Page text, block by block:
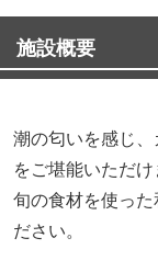
施設概要
潮の匂いを感じ
をご堪能いただけ
旬の食材を使っ
ださい。